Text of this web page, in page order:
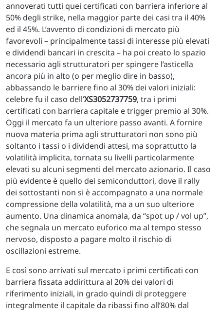
annoverati tutti quei certificati con barriera inferiore al
50% degli strike, nella maggior parte dei casi tra il 40%
ed il 45%. L’avvento di condizioni di mercato più
favorevoli – principalmente tassi di interesse più elevati
e dividendi bancari in crescita – ha poi creato lo spazio
necessario agli strutturatori per spingere l’asticella
ancora più in alto (o per meglio dire in basso),
abbassando le barriere fino al 30% dei valori iniziali:
celebre fu il caso dell’XS3052737759, tra i primi
certificati con barriera capitale e trigger premio al 30%.
Oggi il mercato fa un ulteriore passo avanti. A fornire
nuova materia prima agli strutturatori non sono più
soltanto i tassi o i dividendi attesi, ma soprattutto la
volatilità implicita, tornata su livelli particolarmente
elevati su alcuni segmenti del mercato azionario. Il caso
più evidente è quello dei semiconduttori, dove il rally
dei sottostanti non si è accompagnato a una normale
compressione della volatilità, ma a un suo ulteriore
aumento. Una dinamica anomala, da “spot up / vol up”,
che segnala un mercato euforico ma al tempo stesso
nervoso, disposto a pagare molto il rischio di
oscillazioni estreme.
E così sono arrivati sul mercato i primi certificati con
barriera fissata addirittura al 20% dei valori di
riferimento iniziali, in grado quindi di proteggere
integralmente il capitale da ribassi fino all’80% dal